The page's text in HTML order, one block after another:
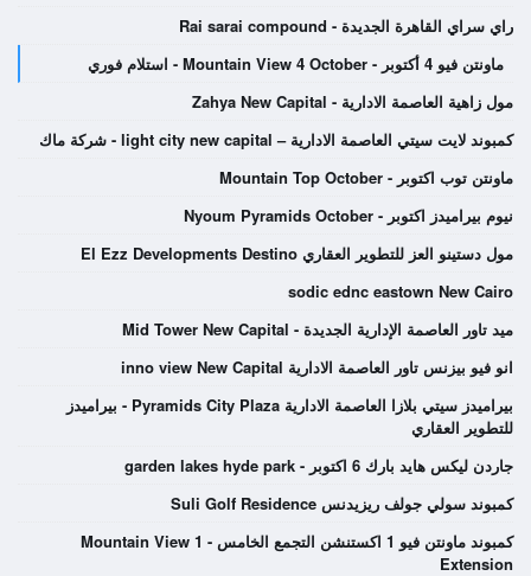
راي سراي القاهرة الجديدة - Rai sarai compound
ماونتن فيو 4 أكتوبر - Mountain View 4 October - استلام فوري
مول زاهية العاصمة الادارية - Zahya New Capital
كمبوند لايت سيتي العاصمة الادارية – light city new capital - شركة ماك
ماونتن توب اكتوبر - Mountain Top October
نيوم بيراميدز اكتوبر - Nyoum Pyramids October
مول دستينو العز للتطوير العقاري El Ezz Developments Destino
sodic ednc eastown New Cairo
ميد تاور العاصمة الإدارية الجديدة - Mid Tower New Capital
انو فيو بيزنس تاور العاصمة الادارية inno view New Capital
بيراميدز سيتي بلازا العاصمة الادارية Pyramids City Plaza - بيراميدز
للتطوير العقاري
جاردن ليكس هايد بارك 6 اكتوبر - garden lakes hyde park
كمبوند سولي جولف ريزيدنس Suli Golf Residence
كمبوند ماونتن فيو 1 اكستنشن التجمع الخامس - Mountain View 1
Extension